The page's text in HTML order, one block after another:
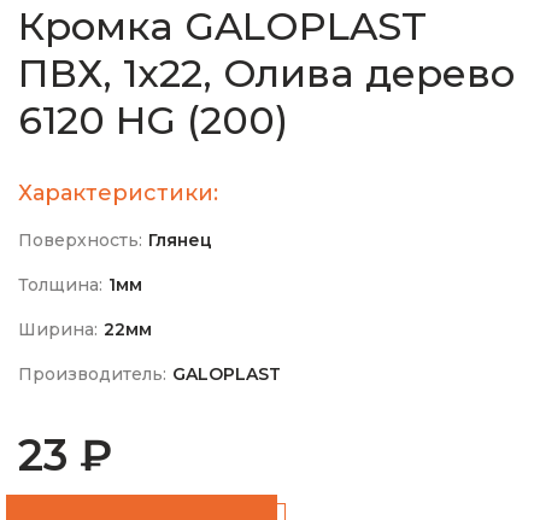
Кромка GALOPLAST
ПВХ, 1х22, Олива дерево
6120 HG (200)
Характеристики:
Поверхность: Глянец
Толщина: 1мм
Ширина: 22мм
Производитель: GALOPLAST
23 ₽